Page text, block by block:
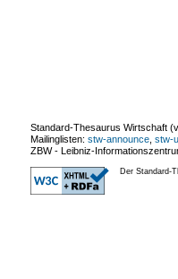
Standard-Thesaurus Wirtschaft (v
Mailinglisten: stw-announce stw-
ZBW - Leibniz-
Der Standard-